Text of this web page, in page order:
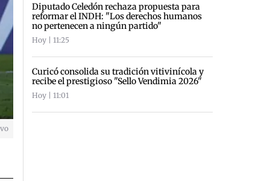
Diputado Celedón rechaza propuesta para
reformar el INDH: "Los derechos humanos
no pertenecen a ningún partido"
Hoy | 11:25
Curicó consolida su tradición vitivinícola y
recibe el prestigioso "Sello Vendimia 2026"
Hoy | 11:01